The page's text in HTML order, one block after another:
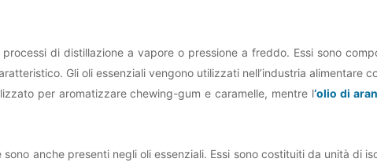
di distillazione a vapore o pressione a freddo. Essi sono
Gli oli essenziali vengono utilizzati nell’industria alimentare
per aromatizzare chewing-gum e caramelle, mentre l‘olio di
anche presenti negli oli essenziali. Essi sono costituiti da unità di